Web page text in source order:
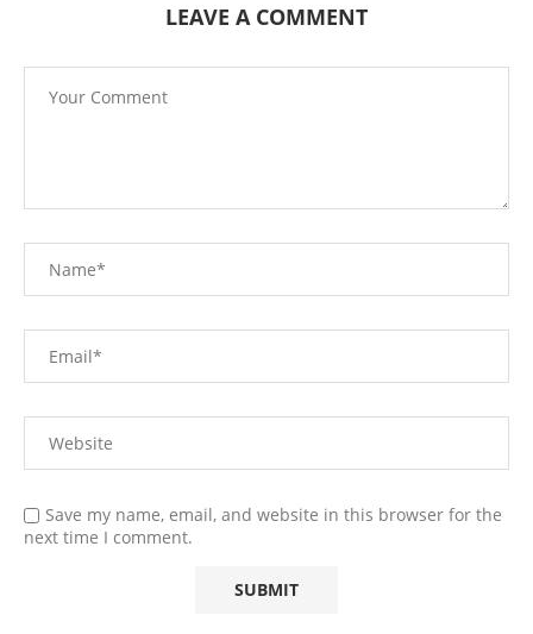
LEAVE A COMMENT
Save my name, email, and website in this browser for the
next time I comment.